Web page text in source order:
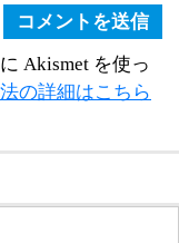
Akismet を使っ
の詳細はこちら